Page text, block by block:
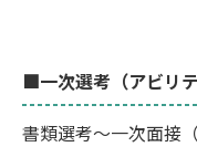
■一次選考（アビリ
書類選考～一次面接